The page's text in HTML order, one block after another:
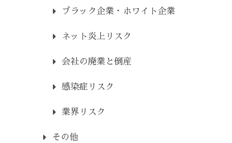
ブラック企業・ホワイト企業
ネット炎上リスク
会社の廃業と倒産
感染症リスク
業界リスク
その他